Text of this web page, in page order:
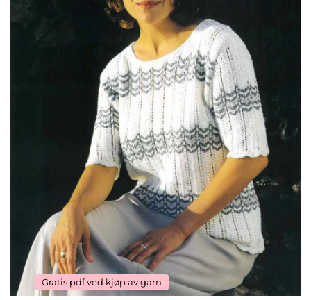
Gratis pdf ved kjøp av garn